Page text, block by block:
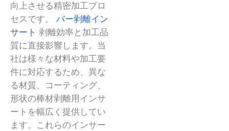
向上させる精密加工プロ
セスです。 バー剥離イン
サート 剥離効率と加工品
質に直接影響します。当
社は様々な材料や加工要
件に対応するため、異な
る材質、コーティング、
形状の棒材剥離用インサ
ートを幅広く提供してい
ます。これらのインサー